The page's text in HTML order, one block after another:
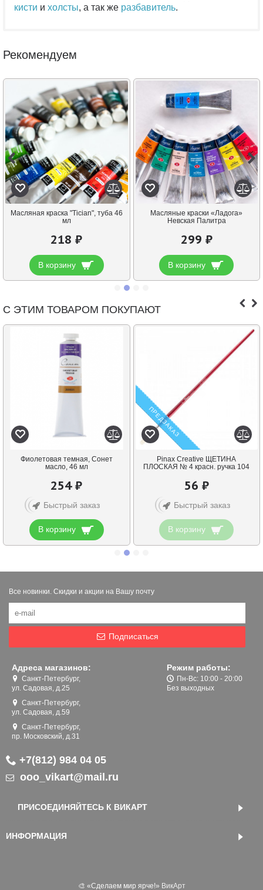
кисти и холсты, а так же разбавитель.
Рекомендуем
Масляная краска "Tician", туба 46
мл
218 ₽
В корзину
Масляные краски «Ладога»
Невская Палитра
299 ₽
В корзину
С ЭТИМ ТОВАРОМ ПОКУПАЮТ
Фиолетовая темная, Сонет
масло, 46 мл
254 ₽
Быстрый заказ
В корзину
ПРЕДЗАКАЗ
Pinax Creative ЩЕТИНА
ПЛОСКАЯ № 4 красн. ручка 104
56 ₽
Быстрый заказ
В корзину
Все новинки. Скидки и акции на Вашу почту
Подписаться
Адреса магазинов:
Санкт-Петербург,
ул. Садовая, д.25
Санкт-Петербург,
ул. Садовая, д.59
Санкт-Петербург,
пр. Московский, д.31
Режим работы:
Пн-Вс: 10:00 - 20:00
Без выходных
+7(812) 984 04 05
ooo_vikart@mail.ru
ПРИСОЕДИНЯЙТЕСЬ К ВИКАРТ
ИНФОРМАЦИЯ
🎨 «‎Сделаем мир ярче!» ВикАрт